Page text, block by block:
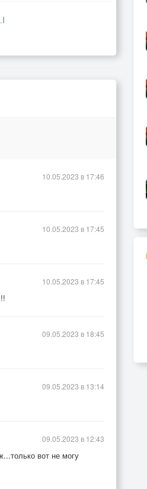
10.05.2023 в 17:46
10.05.2023 в 17:45
10.05.2023 в 17:45
09.05.2023 в 18:45
09.05.2023 в 13:14
вот не могу
09.05.2023 в 12:43